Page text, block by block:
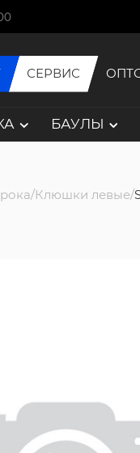
СЕРВИС
БАУЛЫ
Клюшки левые